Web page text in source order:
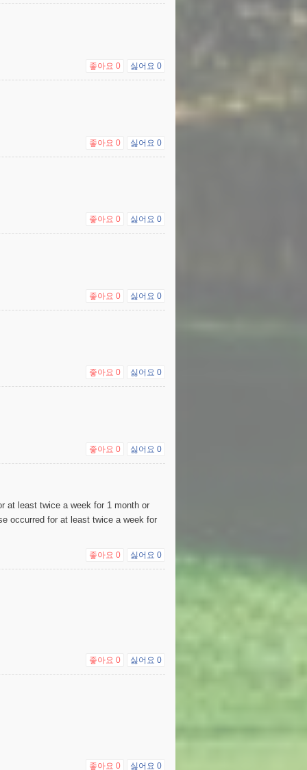
좋아요 0 싫어요 0
좋아요 0 싫어요 0
좋아요 0 싫어요 0
좋아요 0 싫어요 0
좋아요 0 싫어요 0
좋아요 0 싫어요 0
at least twice a week for 1 month or
occurred for at least twice a week for
좋아요 0 싫어요 0
좋아요 0 싫어요 0
좋아요 0 싫어요 0